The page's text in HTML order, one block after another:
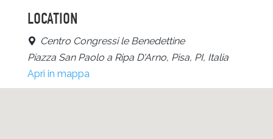
LOCATION
Centro Congressi le Benedettine
Piazza San Paolo a Ripa D'Arno, Pisa, PI, Italia
Apri in mappa